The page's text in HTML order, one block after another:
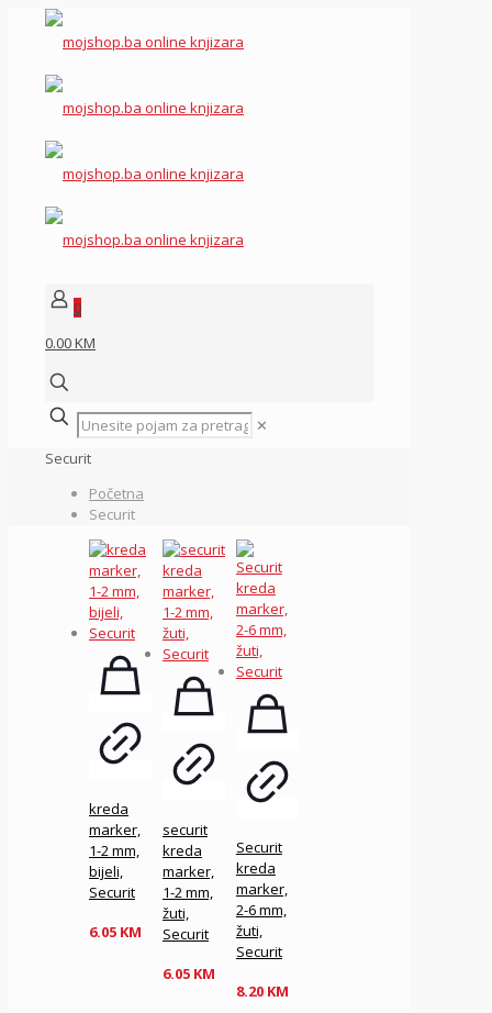
0
0.00 KM
✕
Securit
Početna
Securit
kreda
marker,
1-2 mm,
bijeli,
Securit
6.05 KM
securit
kreda
marker,
1-2 mm,
žuti,
Securit
6.05 KM
Securit
kreda
marker,
2-6 mm,
žuti,
Securit
8.20 KM